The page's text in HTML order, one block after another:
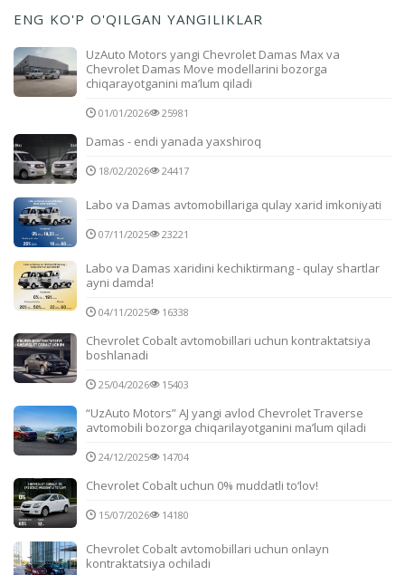
ENG KO'P O'QILGAN YANGILIKLAR
UzAuto Motors yangi Chevrolet Damas Max va
Chevrolet Damas Move modellarini bozorga
chiqarayotganini ma’lum qiladi
01/01/2026 25981
Damas - endi yanada yaxshiroq
18/02/2026 24417
Labo va Damas avtomobillariga qulay xarid imkoniyati
07/11/2025 23221
Labo va Damas xaridini kechiktirmang - qulay shartlar
ayni damda!
04/11/2025 16338
Chevrolet Cobalt avtomobillari uchun kontraktatsiya
boshlanadi
25/04/2026 15403
“UzAuto Motors” AJ yangi avlod Chevrolet Traverse
avtomobili bozorga chiqarilayotganini ma’lum qiladi
24/12/2025 14704
Chevrolet Cobalt uchun 0% muddatli to‘lov!
15/07/2026 14180
Chevrolet Cobalt avtomobillari uchun onlayn
kontraktatsiya ochiladi